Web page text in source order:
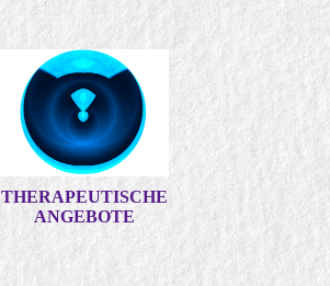
THERAPEUTISCHE
ANGEBOTE